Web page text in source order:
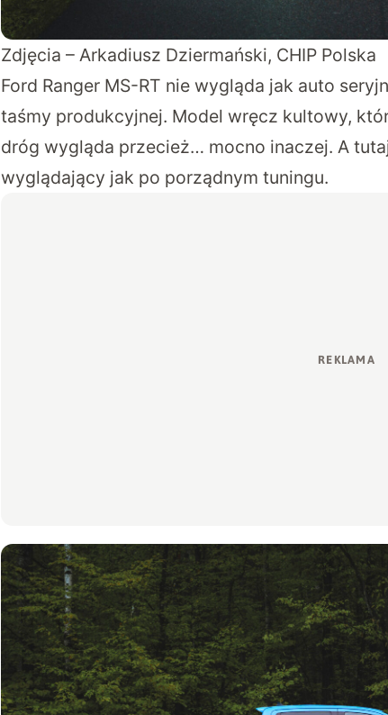
Zdjęcia – Arkadiusz Dziermański, CHIP Polska
Ford Ranger MS-RT nie wygląda jak auto
taśmy produkcyjnej. Model wręcz kultowy,
dróg wygląda przecież… mocno inaczej. A
wyglądający jak po porządnym tuningu.